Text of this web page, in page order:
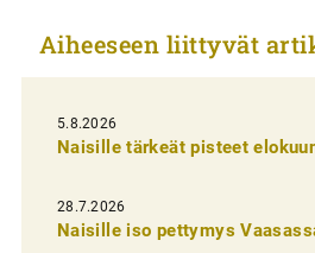
k
e
l
i
e
n
Aiheeseen liittyvät
5.8.2026
Naisille tärkeät pisteet
28.7.2026
Naisille iso pettymys